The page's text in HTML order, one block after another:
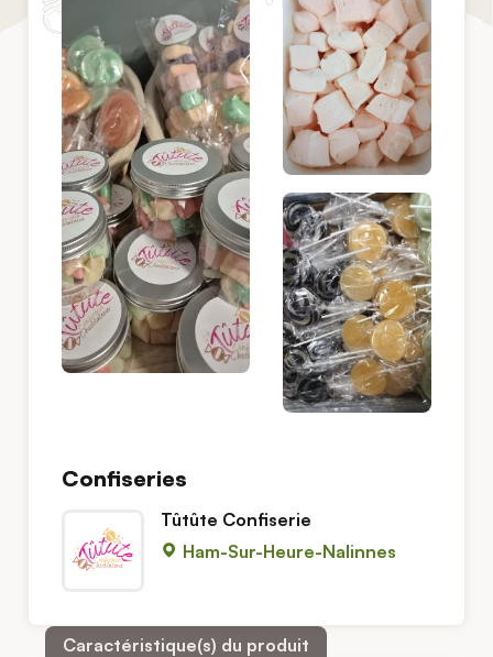
Confiseries
Tûtûte Confiserie
Ham-Sur-Heure-Nalinnes
Caractéristique(s) du produit